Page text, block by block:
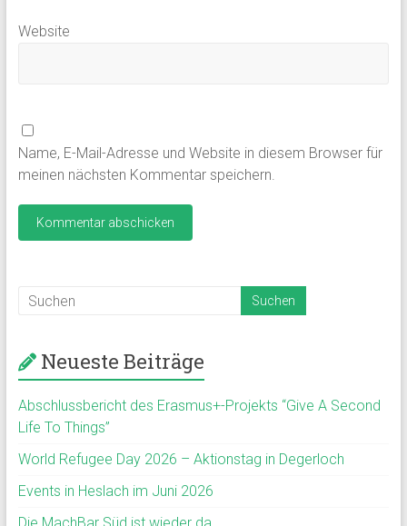
Website
Name, E-Mail-Adresse und Website in diesem Browser für
meinen nächsten Kommentar speichern.
Neueste Beiträge
Abschlussbericht des Erasmus+-Projekts “Give A Second
Life To Things”
World Refugee Day 2026 – Aktionstag in Degerloch
Events in Heslach im Juni 2026